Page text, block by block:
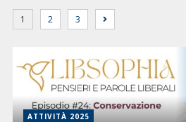
1 2 3
ATTIVITÀ 2025